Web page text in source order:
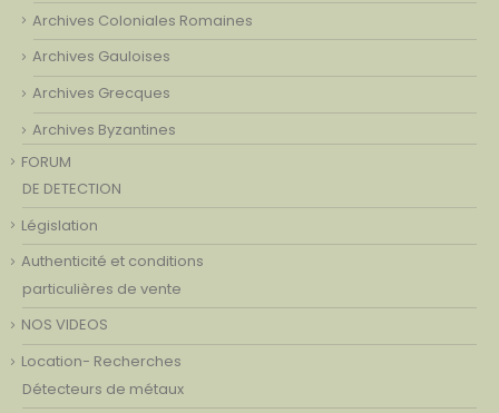
Archives Coloniales Romaines
Archives Gauloises
Archives Grecques
Archives Byzantines
FORUM
DE DETECTION
Législation
Authenticité et conditions
particulières de vente
NOS VIDEOS
Location- Recherches
Détecteurs de métaux